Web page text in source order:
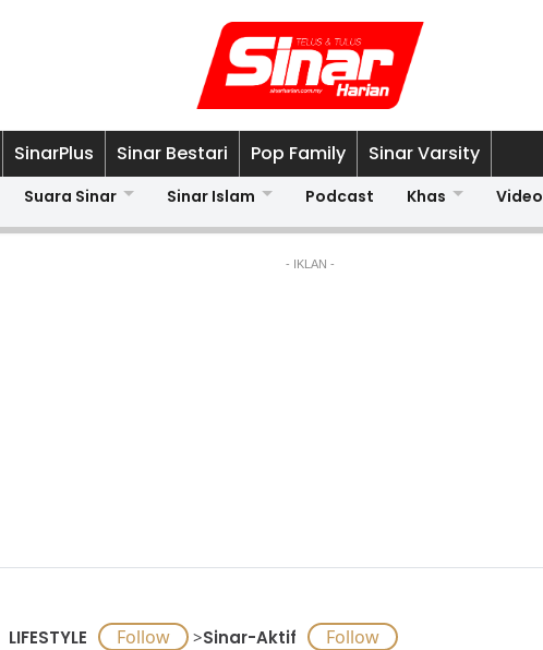
SinarPlus Sinar Bestari Pop Family Sinar Varsity
Suara Sinar Sinar Islam Podcast Khas Video
- IKLAN -
LIFESTYLE >Sinar-Aktif